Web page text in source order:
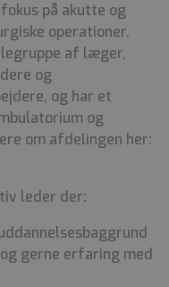
på akutte og
operationer.
af læger,
og
og har et
og
om afdelingen her:
leder der:
gerne erfaring med